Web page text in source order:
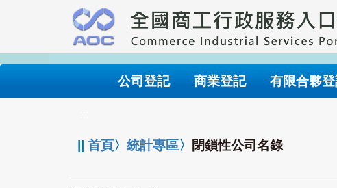
要
內
公司登記 商業登記 有限合夥
||首頁〉統計專區〉 閉鎖性公司名錄